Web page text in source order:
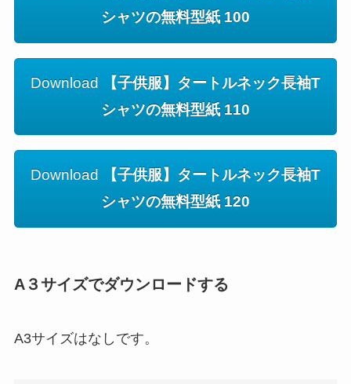
シャツの無料型紙 100
Download
【子供服】タートルネック長袖T
シャツの無料型紙 110
Download
【子供服】タートルネック長袖T
シャツの無料型紙 120
A３サイズでダウンロードする
A3サイズはなしです。